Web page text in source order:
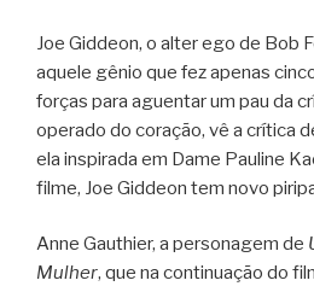
Joe Giddeon, o alter ego de Bob
aquele gênio que fez apenas
forças para aguentar um pau da
operado do coração, vê a crítica
ela inspirada em Dame Pauline
filme, Joe Giddeon tem novo
Anne Gauthier, a personagem de
Mulher, que na continuação do